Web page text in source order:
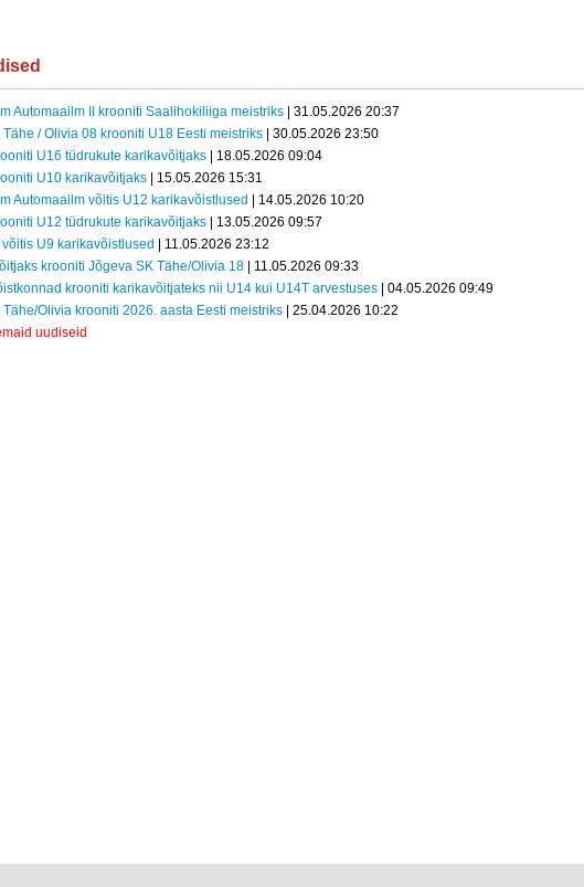
Automaailm II krooniti Saalihokiliiga meistriks | 31.05.2026 20:37
/ Olivia 08 krooniti U18 Eesti meistriks | 30.05.2026 23:50
U16 tüdrukute karikavõitjaks | 18.05.2026 09:04
U10 karikavõitjaks | 15.05.2026 15:31
Automaailm võitis U12 karikavõistlused
| 14.05.2026 10:20
U12 tüdrukute karikavõitjaks | 13.05.2026 09:57
võitis U9 karikavõistlused
| 11.05.2026 23:12
krooniti Jõgeva SK Tähe/Olivia 18 | 11.05.2026 09:33
krooniti karikavõitjateks nii U14 kui U14T arvestuses | 04.05.2026 09:49
Olivia krooniti 2026. aasta Eesti meistriks | 25.04.2026 10:22
uudiseid